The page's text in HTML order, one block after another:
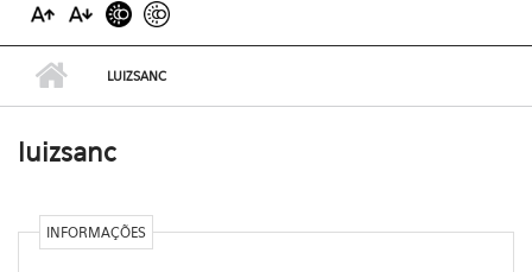
LUIZSANC
luizsanc
INFORMAÇÕES